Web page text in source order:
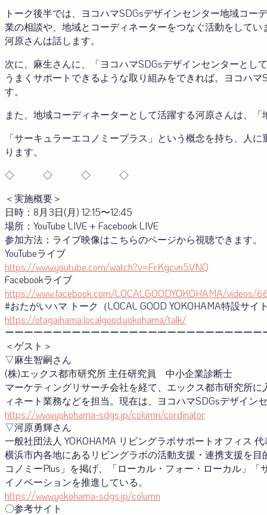
トーク後半では、ヨコハマSDGsデザインセンター地域コ
業の相談や、地域とコーディネーターをつなぐ活動をして
河原さんは話します。
次に、麻生さんに、「ヨコハマSDGsデザインセンターと
うまくサポートできるような取り組みをできれば。ヨコハ
す。
また、地域コーディネーターとして活躍する河原さんは、
「サーキュラーエコノミープラス」という概念を持ち、人
ります。
◇ ◇ ◇ ◇
＜実施概要＞
日時：8月3日(月) 12:15〜12:45
場所：YouTube LIVE + Facebook LIVE
参加方法：ライブ映像はこちらのページから視聴できます。
YouTubeライブ
https://www.youtube.com/watch?v=FrKgcvn5VNQ
Facebookライブ
https://www.facebook.com/LOCALGOODYOKOHAMA/
#おたがいハマ トーク（LOCAL GOOD YOKOHAMA特設サイ
https://otagaihama.localgood.yokohama/talk/
ーーーーーーーーーーーーーーーーーーーーーーーーーーー
＜ゲスト＞
▽麻生智嗣さん
(株)エックス都市研究所 主任研究員 中小企業診断士
マーケティングリサーチ会社を経て、エックス都市研究所
ィネート業務などを担当。現在は、ヨコハマSDGsデザイン
https://www.yokohama-sdgs.jp/column/cordinator
▽河原勇輝さん
一般社団法人 YOKOHAMA リビングラボサポートオフィス
横浜市内各地にあるリビングラボの活動支援・連携支援を
コノミーPlus」を掲げ、「ローカル・フォー・ローカル」
イノベーションを推進している。
https://www.yokohama-sdgs.jp/column
〇参考サイト